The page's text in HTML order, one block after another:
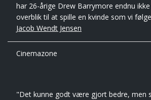
har 26-årige Drew Barrymore endnu
overblik til at spille en kvinde som vi
Jacob Wendt Jensen
Cinemazone
"Det kunne godt være gjort bedre, men